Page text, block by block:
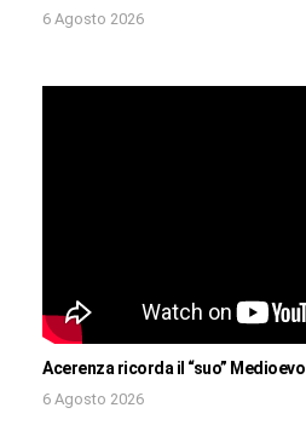
6 Agosto 2026
Acerenza ricorda il “suo” Medioevo
6 Agosto 2026